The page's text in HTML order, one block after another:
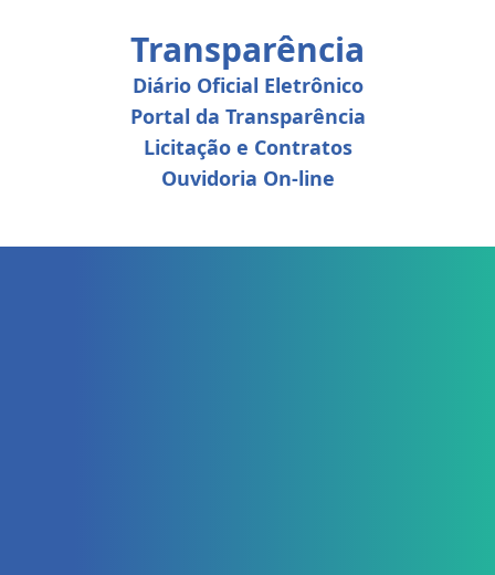
Transparência
Diário Oficial Eletrônico
Portal da Transparência
Licitação e Contratos
Ouvidoria On-line